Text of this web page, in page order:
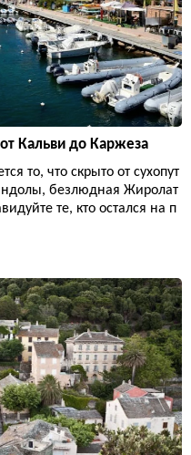
Кальви до Каржеза
то, что скрыто от сухопут
безлюдная Жиролат
те, кто остался на п